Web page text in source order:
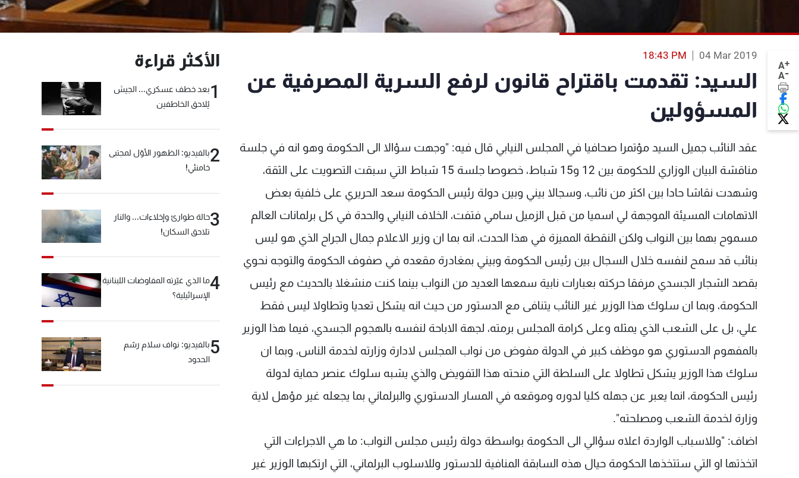
A+
A-
04 Mar 2019
18:43 PM
السيد: تقدمت باقتراح قانون لرفع السرية المصرفية عن
المسؤولين
عقد النائب جميل السيد مؤتمرا صحافيا في المجلس النيابي قال فيه: "وجهت سؤالا الى الحكومة وهو انه في جلسة
مناقشة البيان الوزاري للحكومة بين 12 و15 شباط، خصوصا جلسة 15 شباط التي سبقت التصويت على الثقة،
وشهدت نقاشا حادا بين اكثر من نائب، وسجالا بيني وبين دولة رئيس الحكومة سعد الحريري على خلفية بعض
الاتهامات المسيئة الموجهة لي اسميا من قبل الزميل سامي فتفت، الخلاف النيابي والحدة في كل برلمانات العالم
مسموح بهما بين النواب ولكن النقطة المميزة في هذا الحدث، انه بما ان وزير الاعلام جمال الجراح الذي هو ليس
بنائب قد سمح لنفسه خلال السجال بين رئيس الحكومة وبيني بمغادرة مقعده في صفوف الحكومة والتوجه نحوي
بقصد الشجار الجسدي مرفقا حركته بعبارات نابية سمعها العديد من النواب بينما كنت منشغلا بالحديث مع رئيس
الحكومة، وبما ان سلوك هذا الوزير غير النائب يتنافى مع الدستور من حيث انه يشكل تعديا وتطاولا ليس فقط
علي، بل على الشعب الذي يمثله وعلى كرامة المجلس برمته، لجهة الاباحة لنفسه بالهجوم الجسدي، فيما هذا الوزير
بالمفهوم الدستوري هو موظف كبير في الدولة مفوض من نواب المجلس لادارة وزارته لخدمة الناس، وبما ان
سلوك هذا الوزير يشكل تطاولا على السلطة التي منحته هذا التفويض والذي يشبه سلوك عنصر حماية لدولة
رئيس الحكومة، انما يعبر عن جهله كليا لدوره وموقعه في المسار الدستوري والبرلماني بما يجعله غير مؤهل لاية
وزارة لخدمة الشعب ومصلحته".
اضاف: "وللاسباب الواردة اعلاه سؤالي الى الحكومة بواسطة دولة رئيس مجلس النواب: ما هي الاجراءات التي
اتخذتها او التي ستتخذها الحكومة حيال هذه السابقة المنافية للدستور وللاسلوب البرلماني، التي ارتكبها الوزير غير
الأكثر قراءة
1بعد خطف عسكري... الجيش
يُلاحق الخاطفين
2بالفيديو: الظهور الأوّل لمجتبى
خامنئي!
3حالة طوارئ وإخلاءات... والنار
تلاحق السكان!
4ما الذي غيّرته المفاوضات اللبنانية
الإسرائيلية؟
5بالفيديو: نواف سلام رسّم
الحدود